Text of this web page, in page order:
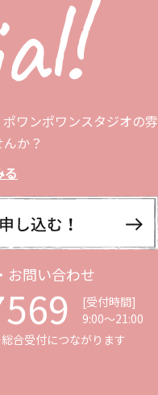
ワンポワンスタジオの雰
か？
お問い合わせ
[受付時間]
9:00〜21:00
総合受付につながります